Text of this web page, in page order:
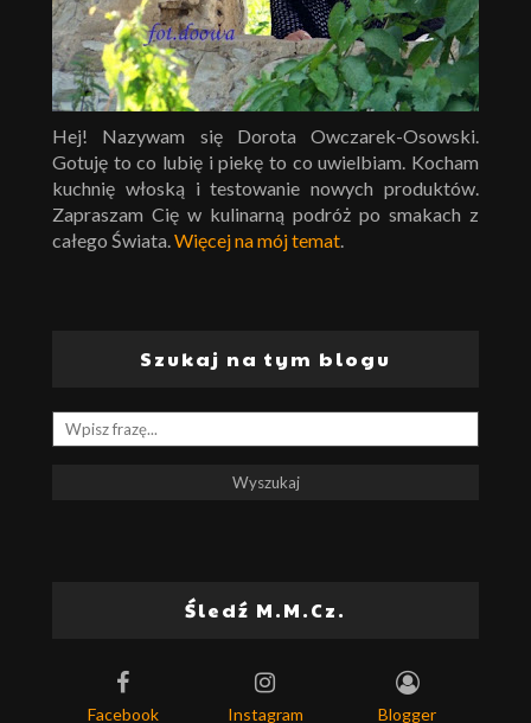
Hej! Nazywam się Dorota Owczarek-Osowski.
Gotuję to co lubię i piekę to co uwielbiam. Kocham
kuchnię włoską i testowanie nowych produktów.
Zapraszam Cię w kulinarną podróż po smakach z
całego Świata. Więcej na mój temat
Szukaj na tym blogu
Śledź M.M.Cz.
Facebook Instagram Blogger